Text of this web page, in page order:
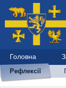
Головна
Рефлексії